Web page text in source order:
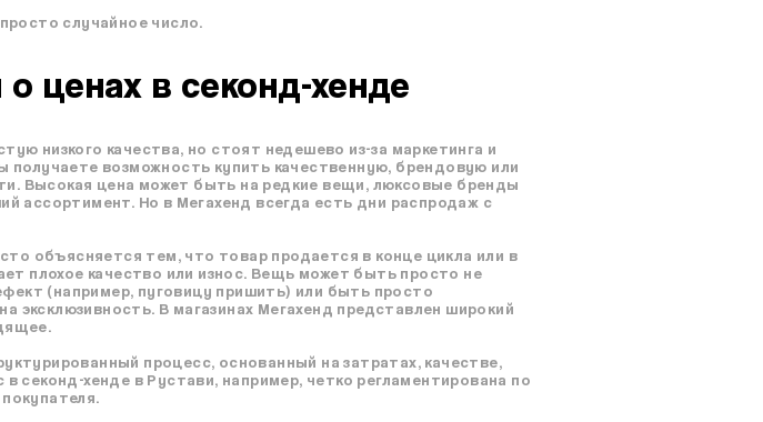
случайное число.
ценах в секонд-хенде
низкого качества, но стоят недешево из-за маркетинга и
возможность купить качественную, брендовую или
Высокая цена может быть на редкие вещи, люксовые бренды
ассортимент. Но в Мегахенд всегда есть дни распродаж с
объясняется тем, что товар продается в конце цикла или в
плохое качество или износ. Вещь может быть просто не
(например, пуговицу пришить) или быть просто
В магазинах Мегахенд представлен широкий
процесс, основанный на затратах, качестве,
секонд-хенде в Рустави, например, четко регламентирована по